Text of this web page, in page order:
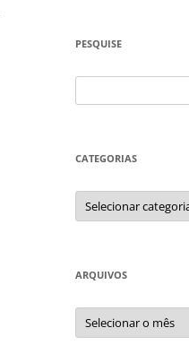
PESQUISE
por:
CATEGORIAS
Categorias
ARQUIVOS
Arquivos